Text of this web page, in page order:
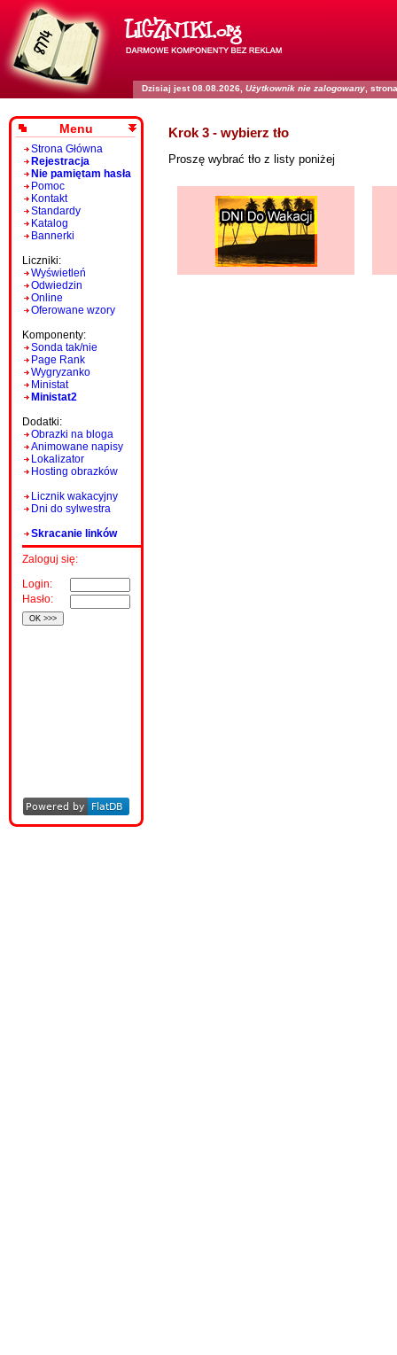
Dzisiaj jest 08.08.2026, Użytkownik nie zalogowany ,
Menu
Strona Główna
Rejestracja
Nie pamiętam hasła
Pomoc
Kontakt
Standardy
Katalog
Bannerki
Liczniki:
Wyświetleń
Odwiedzin
Online
Oferowane wzory
Komponenty:
Sonda tak/nie
Page Rank
Wygryzanko
Ministat
Ministat2
Dodatki:
Obrazki na bloga
Animowane napisy
Lokalizator
Hosting obrazków
Licznik wakacyjny
Dni do sylwestra
Skracanie linków
Zaloguj się:
Login:
Hasło:
Krok 3 - wybierz tło
Proszę wybrać tło z listy poniżej